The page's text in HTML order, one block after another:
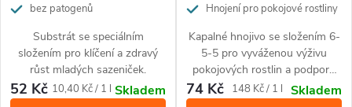
bez patogenů
Substrát se speciálním
složením pro klíčení a zdravý
růst mladých sazeniček.
52 Kč Měrná
10,40 Kč / 1 l Skladem
Hnojení pro pokojové rostliny
Kapalné hnojivo se složením 6-
5-5 pro vyváženou výživu
pokojových rostlin a podporu
jejich růstu i kvetení.
74 Kč
Měrná
148 Kč / 1 l
Skladem